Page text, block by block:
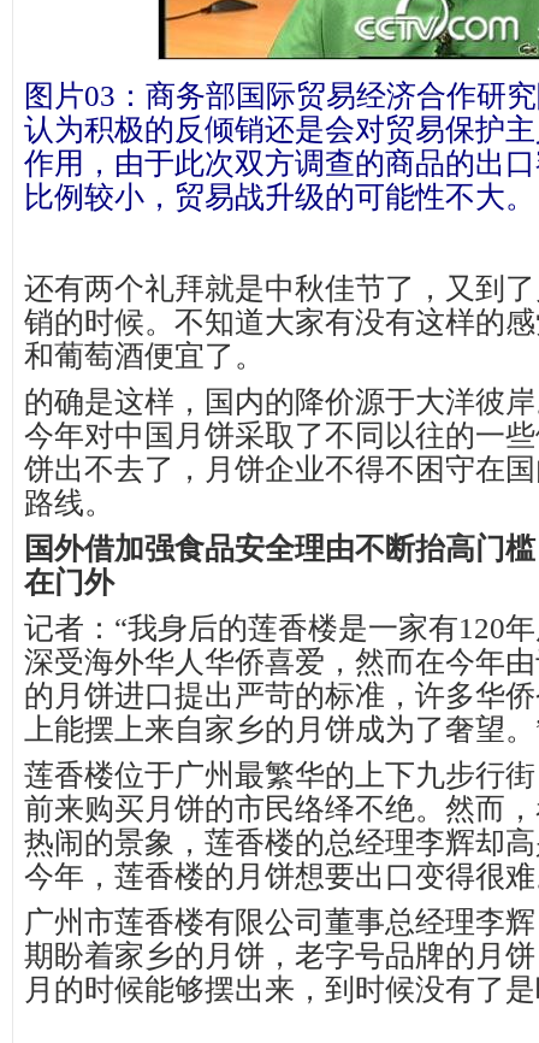
图片03：商务部国际贸易经济合作研
认为积极的反倾销还是会对贸易保护
作用，由于此次双方调查的商品的出
比例较小，贸易战升级的可能性不大。
还有两个礼拜就是中秋佳节了，又到
销的时候。不知道大家有没有这样的
和葡萄酒便宜了。
的确是这样，国内的降价源于大洋彼
今年对中国月饼采取了不同以往的一
饼出不去了，月饼企业不得不困守在
路线。
国外借加强食品安全理由不断抬高门
在门外
记者：“我身后的莲香楼是一家有120
深受海外华人华侨喜爱，然而在今年
的月饼进口提出严苛的标准，许多华
上能摆上来自家乡的月饼成为了奢望。
莲香楼位于广州最繁华的上下九步行
前来购买月饼的市民络绎不绝。然而
热闹的景象，莲香楼的总经理李辉却
今年，莲香楼的月饼想要出口变得很
广州市莲香楼有限公司董事总经理李
期盼着家乡的月饼，老字号品牌的月
月的时候能够摆出来，到时候没有了